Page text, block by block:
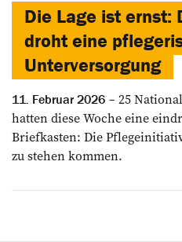
Die Lage ist ernst:
droht eine
Unterversorgung
11. Februar 2026
25
hatten diese Woche eine
Briefkasten: Die
zu stehen kommen.